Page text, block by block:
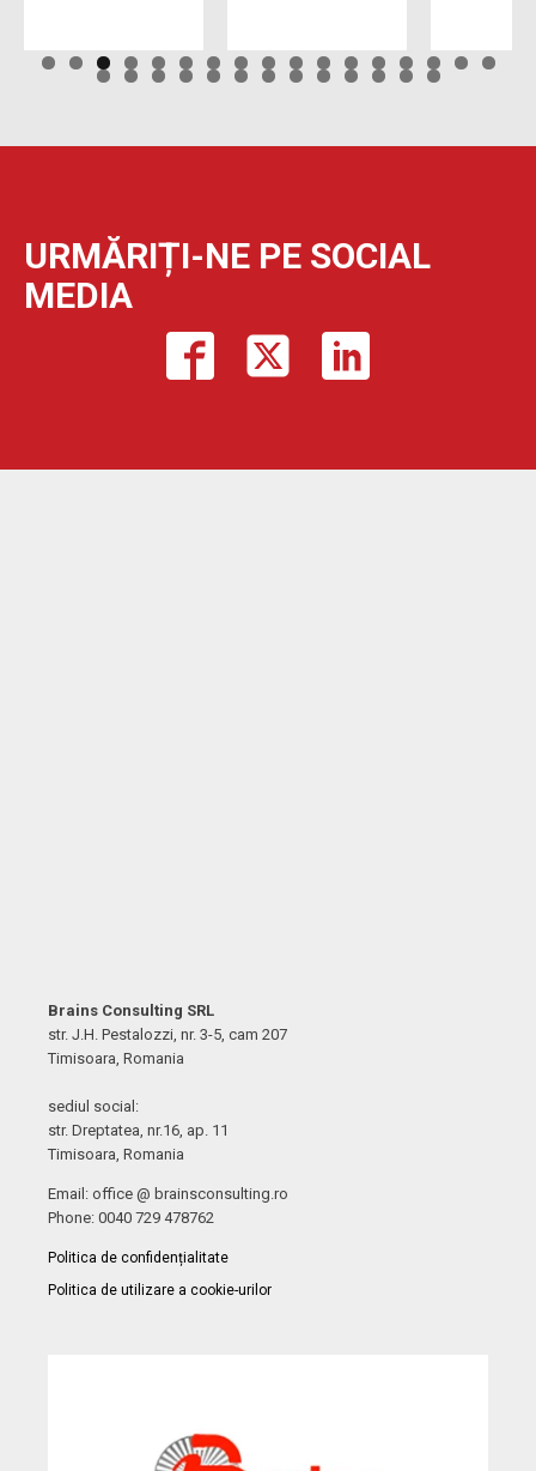
URMĂRIȚI-NE PE SOCIAL
MEDIA
Brains Consulting SRL
str. J.H. Pestalozzi, nr. 3-5, cam 207
Timisoara, Romania
sediul social:
str. Dreptatea, nr.16, ap. 11
Timisoara, Romania
Email: office @ brainsconsulting.ro
Phone: 0040 729 478762
Politica de confidențialitate
Politica de utilizare a cookie-urilor